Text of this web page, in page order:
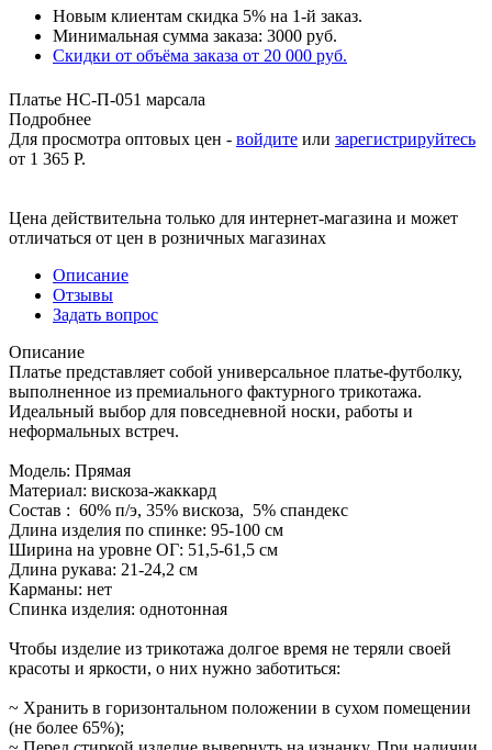
Новым клиентам скидка 5% на 1‑й заказ.
Минимальная сумма заказа: 3000 руб.
Скидки от объёма заказа от 20 000 руб.
Платье НС-П-051 марсала
Подробнее
Для просмотра оптовых цен - войдите или зарегистрируйтесь
от 1 365 Р.
Цена действительна только для интернет-магазина и может
отличаться от цен в розничных магазинах
Описание
Отзывы
Задать вопрос
Описание
Платье представляет собой универсальное платье-футболку,
выполненное из премиального фактурного трикотажа.
Идеальный выбор для повседневной носки, работы и
неформальных встреч.
Модель: Прямая
Материал: вискоза-жаккард
Состав : 60% п/э, 35% вискоза, 5% спандекс
Длина изделия по спинке: 95-100 см
Ширина на уровне ОГ: 51,5-61,5 см
Длина рукава: 21-24,2 см
Карманы: нет
Спинка изделия: однотонная
Чтобы изделие из трикотажа долгое время не теряли своей
красоты и яркости, о них нужно заботиться:
~ Хранить в горизонтальном положении в сухом помещении
(не более 65%);